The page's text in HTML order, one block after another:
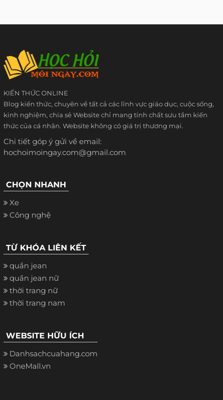
KIẾN THỨC ONLINE
Blog kiến thức, chuyên về tất cả các lĩnh vực giáo dục, cuộc sống,
kinh nghiệm, chia sẻ Website chỉ mang tính chất sưu tầm kiến
thức của cá nhân. Website không có giá trị thương mại.
Chi tiết góp ý gửi về email:
hochoimoingay.com@gmail.com
CHỌN NHANH
Xe
Công nghệ
TỪ KHÓA LIÊN KẾT
quần jean
quần jean nữ
thời trang nữ
thời trang nam
WEBSITE HỮU ÍCH
Danhsachcuahang.com
OneMall.vn